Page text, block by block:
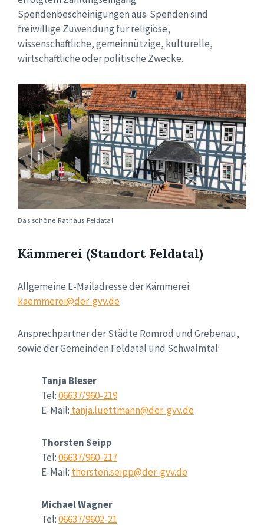
Spendenbescheinigungen aus. Spenden sind
freiwillige Zuwendung für religiöse,
wissenschaftliche, gemeinnützige, kulturelle,
wirtschaftliche oder politische Zwecke.
Das schöne Rathaus Feldatal
Kämmerei (Standort Feldatal)
Allgemeine E-Mailadresse der Kämmerei:
kaemmerei@der-gvv.de
Ansprechpartner der Städte Romrod und Grebenau,
sowie der Gemeinden Feldatal und Schwalmtal:
Tanja Bleser
Tel:06637/960-219
E-Mail: tanja.luettmann@der-gvv.de
Thorsten Seipp
Tel:06637/960-217
E-Mail: thorsten.seipp@der-gvv.de
Michael Wagner
Tel:06637/9602-21